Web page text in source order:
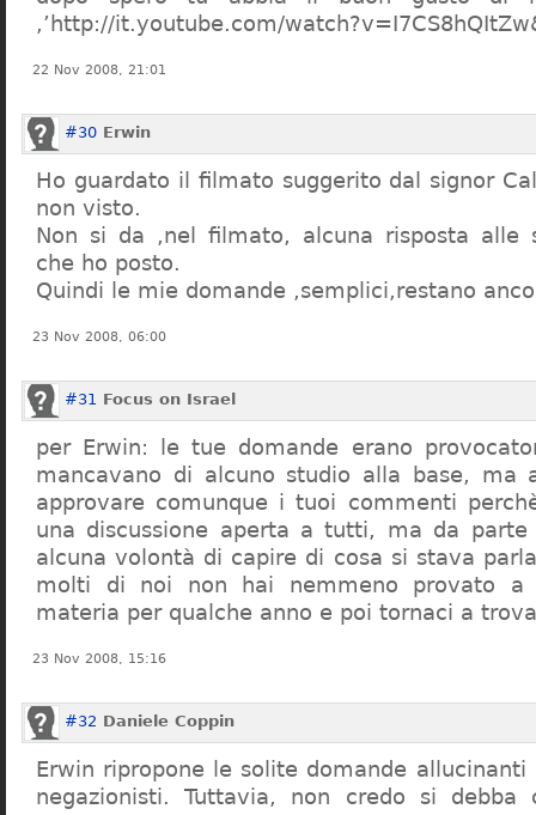
,’http://it.youtube.com/
22 Nov 2008, 21:01
#30 Erwin
Ho guardato il filmato suggerito dal signor
non visto.
Non si da ,nel filmato, alcuna risposta alle
che ho posto.
Quindi le mie domande ,semplici,restano
23 Nov 2008, 06:00
#31 Focus on Israel
per Erwin: le tue domande erano
mancavano di alcuno studio alla base, ma
approvare comunque i tuoi commenti
una discussione aperta a tutti, ma da parte
alcuna volontà di capire di cosa si stava
molti di noi non hai nemmeno provato a
materia per qualche anno e poi tornaci a
23 Nov 2008, 15:16
#32 Daniele Coppin
Erwin ripropone le solite domande
negazionisti. Tuttavia, non credo si debba